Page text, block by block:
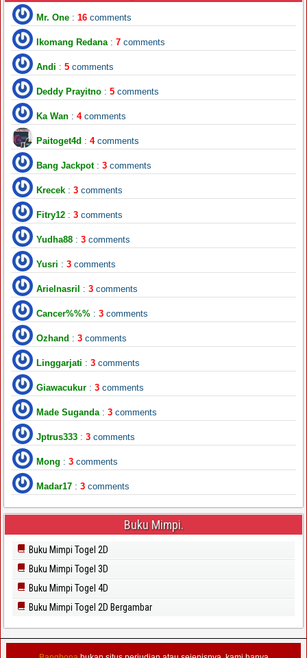
Mr. One : 16 comments
Ikomang Redana : 7 comments
Andi : 5 comments
Deddy Prayitno : 5 comments
Ka Wan : 4 comments
Paitoget4d : 4 comments
Bang Jackpot: 3 comments
Krecek : 3 comments
Fitry12 : 3 comments
Yudha88 : 3 comments
Yusri : 3 comments
Arielnasril : 3 comments
Cancer%%% : 3 comments
Ozhand : 3 comments
Linggarjati : 3 comments
Giawacukur : 3 comments
Made Suganda : 3 comments
Jptrus333 : 3 comments
Mong : 3 comments
Madar17 : 3 comments
Buku Mimpi.
Buku Mimpi Togel 2D
Buku Mimpi Togel 3D
Buku Mimpi Togel 4D
Buku Mimpi Togel 2D Bergambar